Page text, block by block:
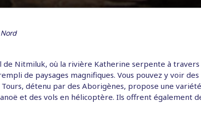
Nitmiluk, où la rivière Katherine serpente à
de paysages magnifiques. Vous pouvez y voir
détenu par des Aborigènes, propose une
et des vols en hélicoptère. Ils offrent également